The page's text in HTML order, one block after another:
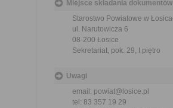
Miejsce składania dokumentów
Starostwo Powiatowe w
ul. Narutowicza 6
08-200 Łosice
Sekretariat, pok. 29, I piętro
Uwagi
email: powiat@losice.pl
tel: 83 357 19 29